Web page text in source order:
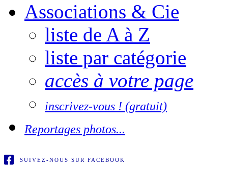
Associations & Cie
liste de A à Z
liste par catégorie
accès à votre page
inscrivez-vous ! (gratuit)
Reportages photos...
SUIVEZ-NOUS SUR FACEBOOK